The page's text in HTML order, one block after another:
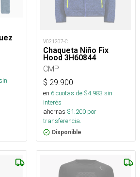
V021207-C
Chaqueta Niño Fix
Hood 3H60844
CMP
$ 29.900
en 6cuotas de $4.983 sin
interés
ahorras $1.200 por
transferencia.
Disponible